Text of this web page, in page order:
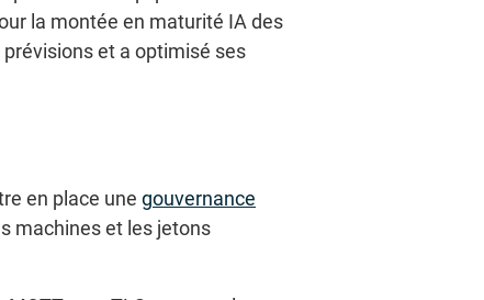
la montée en maturité IA des
et a optimisé ses
en place une gouvernance
machines et les jetons